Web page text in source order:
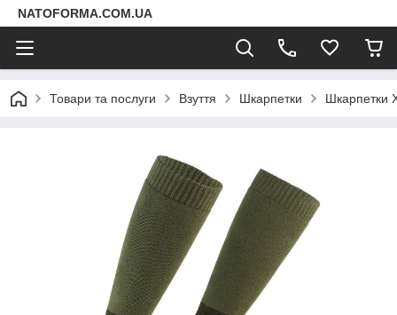
NATOFORMA.COM.UA
Товари та послуги Взуття Шкарпетки Шкарпетки